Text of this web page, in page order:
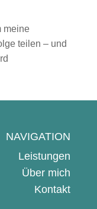
meine
teilen – und
NAVIGATION
Leistungen
Über mich
Kontakt